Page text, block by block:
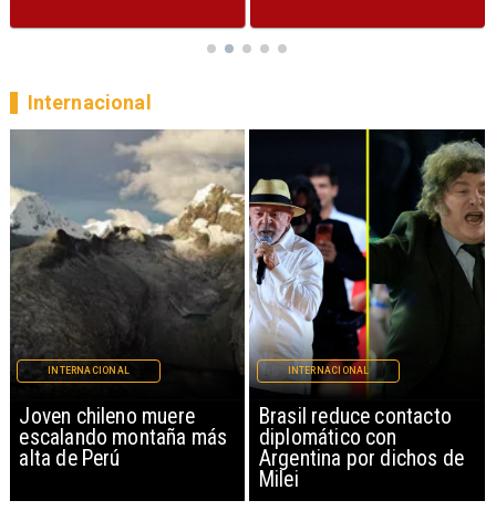
Brasil reduce contacto
diplomático con
Argentina por dichos de
INTERNACIONAL
China restringe
exportación de drones a
EEUU y sanciona
empresas
INTERNACIONAL
Internacional